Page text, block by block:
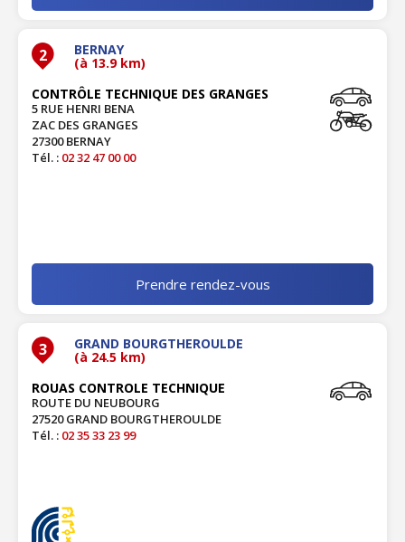
2 BERNAY
(à 13.9 km)
CONTRÔLE TECHNIQUE DES GRANGES
5 RUE HENRI BENA
ZAC DES GRANGES
27300 BERNAY
Tél. : 02 32 47 00 00
Prendre rendez-vous
3 GRAND BOURGTHEROULDE
(à 24.5 km)
ROUAS CONTROLE TECHNIQUE
ROUTE DU NEUBOURG
27520 GRAND BOURGTHEROULDE
Tél. : 02 35 33 23 99